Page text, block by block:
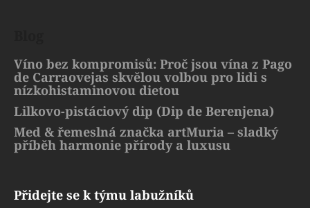
Víno bez kompromisů: Proč jsou vína z Pago
de Carraovejas skvělou volbou pro lidi s
nízkohistaminovou dietou
Lilkovo-pistáciový dip (Dip de Berenjena)
Med & řemeslná značka artMuria – sladký
příběh harmonie přírody a luxusu
Přidejte se k týmu labužníků